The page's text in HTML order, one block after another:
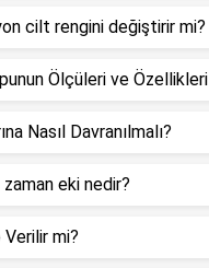
cilt rengini değiştirir mi?
Ölçüleri ve Özellikleri
Nasıl Davranılmalı?
eki nedir?
mi?